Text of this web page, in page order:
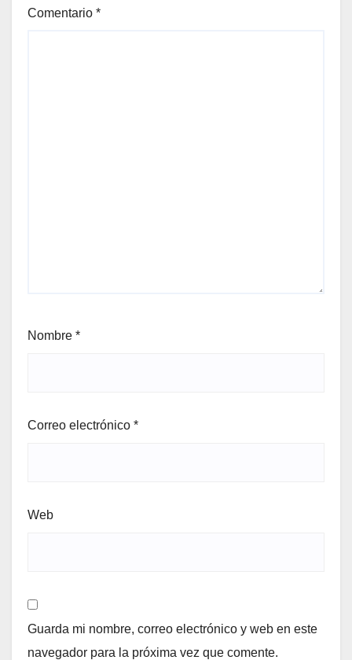
Comentario *
Nombre *
Correo electrónico *
Web
Guarda mi nombre, correo electrónico y web en este
navegador para la próxima vez que comente.